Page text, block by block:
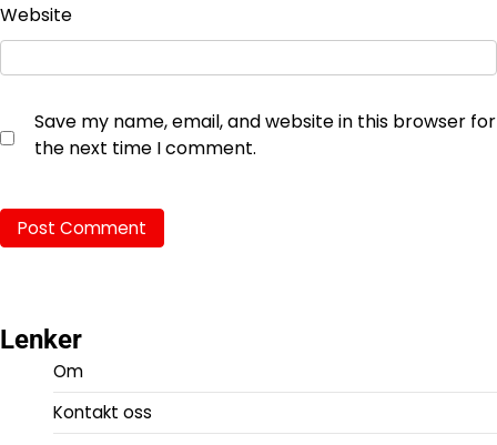
Website
Save my name, email, and website in this browser for
the next time I comment.
Lenker
Om
Kontakt oss